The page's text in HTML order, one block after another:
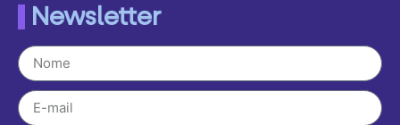
Newsletter